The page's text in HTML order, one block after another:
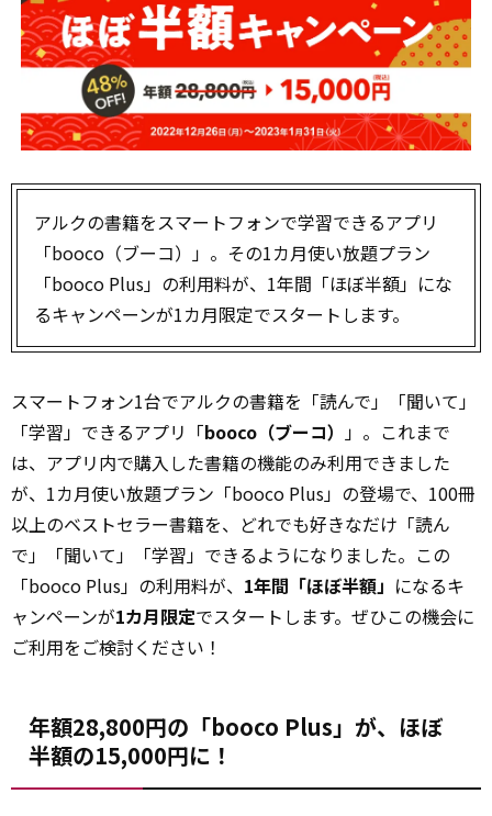
アルクの書籍をスマートフォンで学習できるアプリ
「booco（ブーコ）」。その1カ月使い放題プラン
「booco Plus」の利用料が、1年間「ほぼ半額」にな
るキャンペーンが1カ月限定でスタートします。
スマートフォン1台でアルクの書籍を「読んで」「聞いて」
「学習」できるアプリ「booco（ブーコ） 」。これまで
は、アプリ内で購入した書籍の機能のみ利用できました
が、1カ月使い放題プラン「booco Plus」の登場で、100冊
以上のベストセラー書籍を、どれでも好きなだけ「読ん
で」「聞いて」「学習」できるようになりました。この
「booco Plus」の利用料が、 1年間「ほぼ半額」 になるキ
ャンペーンが1カ月限定でスタートします。ぜひこの機会に
ご利用をご検討ください！
年額28,800円の「booco Plus」が、ほぼ
半額の15,000円に！